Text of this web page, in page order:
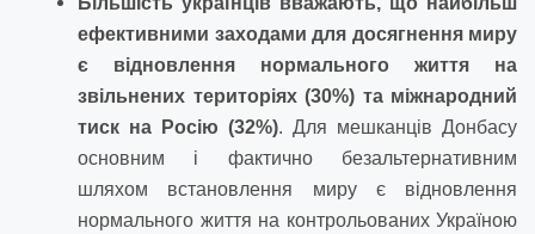
ефективними заходами для досягнення миру
є відновлення нормального життя на
звільнених територіях (30%) та міжнародний
тиск на Росію (32%). Для мешканців Донбасу
основним і фактично безальтернативним
шляхом встановлення миру є відновлення
нормального життя на контрольованих Україною